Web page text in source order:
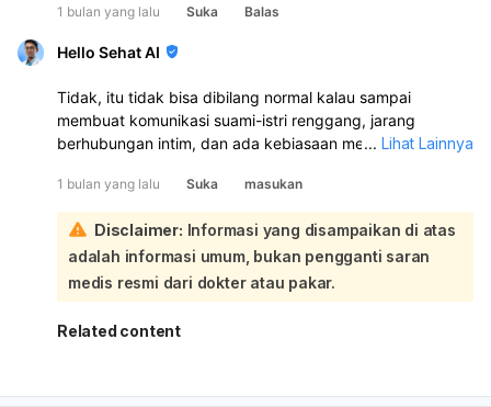
1 bulan yang lalu Suka Balas
Hello Sehat AI
Tidak, itu tidak bisa dibilang normal kalau sampai
membuat komunikasi suami-istri renggang, jarang
berhubungan intim, dan ada kebiasaan menonton konten
Anda ceritakan lebih mengarah ke masalah kebiasaan
seksual, kurang komunikasi, atau kemungkinan
kecanduan pornografi, bukan sekadar “normal”:
Soal suami tidak mau ereksi saat itu, itu juga bisa terjadi
dan tidak selalu berarti ada penyakit. Bisa karena stres,
capek, terlalu sering terpapar pornografi, rasa bersalah,
cemas, atau memang ada gangguan fungsi seksual.
Bicarakan baik-baik tanpa menyalahkan.
... Lihat Lainnya
1 bulan yang lalu Suka masukan
Disclaimer: Informasi yang disampaikan di atas
adalah informasi umum, bukan pengganti saran
medis resmi dari dokter atau pakar.
Related content